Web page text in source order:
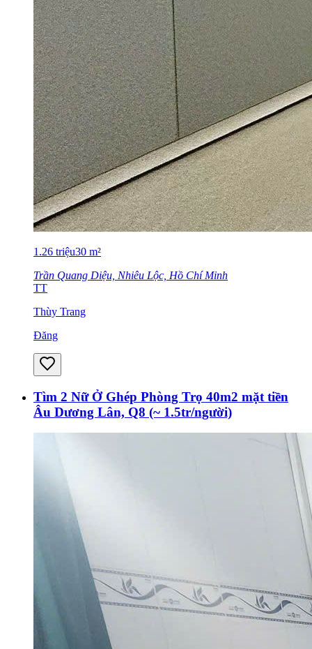
1.26 triệu30 m²
Trần Quang Diệu, Nhiêu Lộc, Hồ Chí Minh
TT
Thùy Trang
Đăng
Tìm 2 Nữ Ở Ghép Phòng Trọ 40m2 mặt tiền
Âu Dương Lân, Q8 (~ 1.5tr/người)